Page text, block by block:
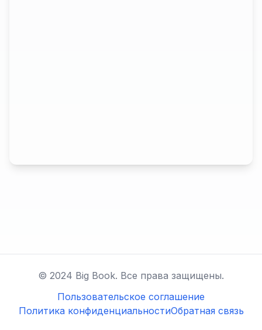
© 2024 Big Book. Все права защищены.
Пользовательское соглашение
Политика конфиденциальностиОбратная связь